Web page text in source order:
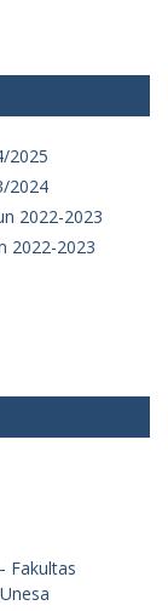
2025
2024
2022-2023
2022-2023
Fakultas